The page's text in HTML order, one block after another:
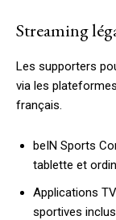
Streaming
Les supporters
via les
français.
beIN Sports
tablette et
Applications
sportives